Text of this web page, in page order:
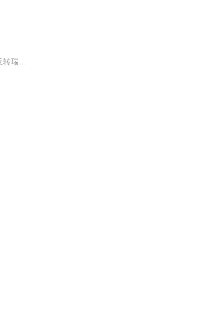
全网娱乐热搜每日新鲜大瓜只听当然不过瘾瑞萌视频全给你图片现场！视频石锤！不仅天天有瓜炫还有两极神反转瑞萌提醒您：欢乐做猹，理性吃瓜！*文稿及图片来自专辑《传媒一班》：https://www.ximalaya.com/album/69652724